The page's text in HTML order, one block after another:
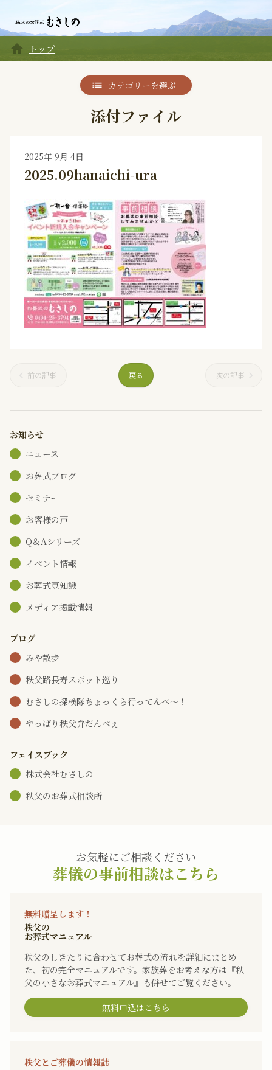
home トップ
カテゴリーを選ぶ
添付ファイル
2025年 9月 4日
2025.09hanaichi-ura
前の記事 戻る 次の記事
お知らせ
ニュース
お葬式ブログ
セミナｰ
お客様の声
Q＆Aシリーズ
イベント情報
お葬式豆知識
メディア掲載情報
ブログ
みや散歩
秩父路長寿スポット巡り
むさしの探検隊ちょっくら行ってんべ～！
やっぱり秩父弁だんべぇ
フェイスブック
株式会社むさしの
秩父のお葬式相談所
お気軽にご相談ください
葬儀の事前相談はこちら
無料贈呈します！
秩父の
お葬式マニュアル
秩父のしきたりに合わせてお葬式の流れを詳細にまとめ
た、初の完全マニュアルです。家族葬をお考えな方は『秩
父の小さなお葬式マニュアル』も併せてご覧ください。
無料申込はこちら
秩父とご葬儀の情報誌